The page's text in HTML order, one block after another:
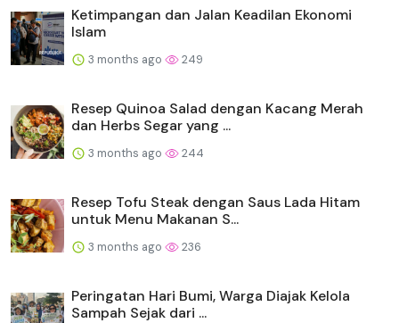
Ketimpangan dan Jalan Keadilan Ekonomi
Islam
3 months ago 249
Resep Quinoa Salad dengan Kacang Merah
dan Herbs Segar yang ...
3 months ago 244
Resep Tofu Steak dengan Saus Lada Hitam
untuk Menu Makanan S...
3 months ago 236
Peringatan Hari Bumi, Warga Diajak Kelola
Sampah Sejak dari ...